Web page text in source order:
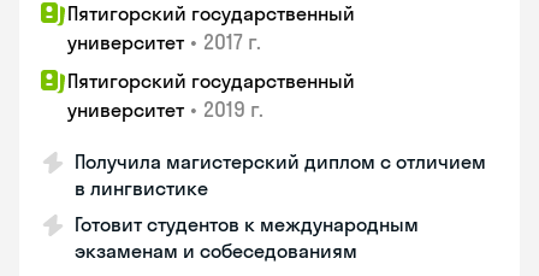
Пятигорский государственный
университет • 2017 г.
Пятигорский государственный
университет • 2019 г.
Получила магистерский диплом с отличием
в лингвистике
Готовит студентов к международным
экзаменам и собеседованиям